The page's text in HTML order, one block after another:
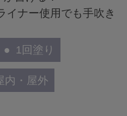
イナー使用でも手吹き
1回塗り
内・屋外